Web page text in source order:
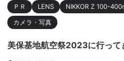
アーカイブ
ＰＲ LENS NIKKOR Z 100-
カメラ・写真
美保基地航空祭2023に行って